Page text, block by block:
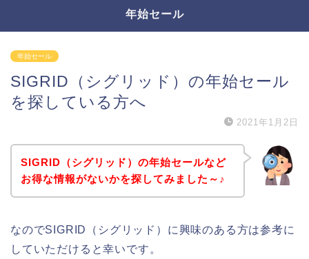
年始セール
年始セール
SIGRID（シグリッド）の年始セール
を探している方へ
2021年1月2日
SIGRID（シグリッド）の年始セールなど
お得な情報がないかを探してみました～♪
なのでSIGRID（シグリッド）に興味のある方は参考に
していただけると幸いです。